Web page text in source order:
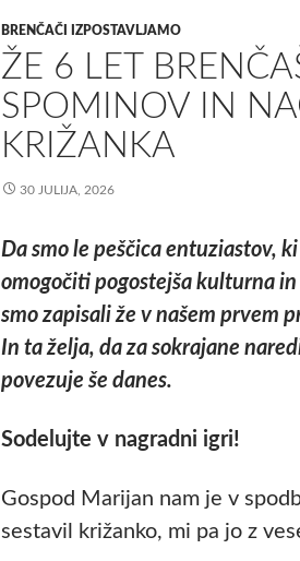
BRENČAČI IZPOSTAVLJAMO
ŽE 6 LET
SPOMINOV IN
KRIŽANKA
30 JULIJA, 2026
Da smo le peščica entuziastov,
omogočiti pogostejša kulturna
smo zapisali že v našem prvem
In ta želja, da za sokrajane
povezuje še danes.
Sodelujte v nagradni igri!
Gospod Marijan nam je v
sestavil križanko, mi pa jo z